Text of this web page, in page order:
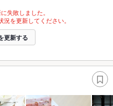
失敗しました。
を更新してください。
更新する